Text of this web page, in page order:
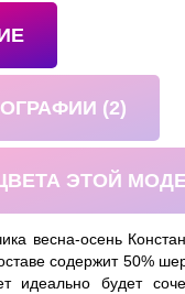
(2)
ЭТОЙ
весна-осень
содержит 50%
идеально будет